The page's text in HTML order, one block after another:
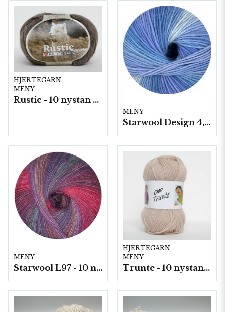
HJERTEGARN
MENY
Rustic - 10 nystan a25g./fp.
MENY
Starwool Design 4, 50 gram/nystan
MENY
Starwool L97 - 10 nystan a50g./fp. (Lace Color)
HJERTEGARN
MENY
Trunte - 10 nystan a50g./fp.